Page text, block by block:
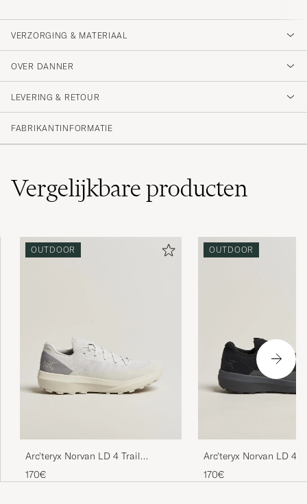
VERZORGING & MATERIAAL
OVER DANNER
LEVERING & RETOUR
FABRIKANTINFORMATIE
Vergelijkbareproducten
OUTDOOR
Arc'teryx Norvan LD 4 Trail
Sneaker Atmos/Solitude
170€
OUTDOOR
Arc'teryx Norvan LD 4
Sneaker Black/Graphite
170€